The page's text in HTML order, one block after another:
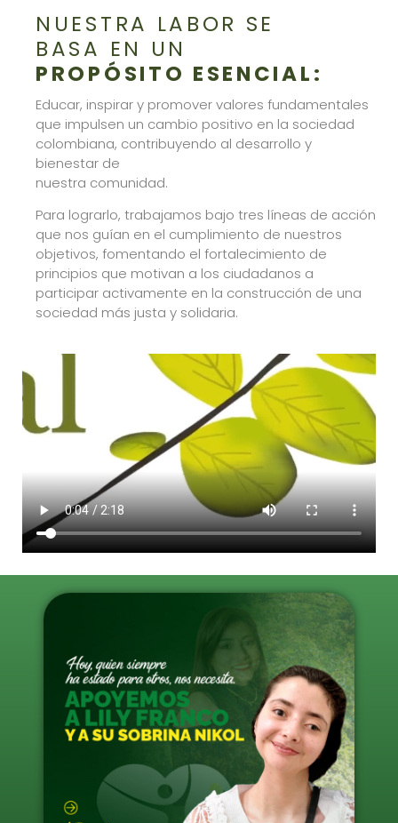
NUESTRA LABOR SE
BASA EN UN
PROPÓSITO ESENCIAL:
Educar, inspirar y promover valores fundamentales
que impulsen un cambio positivo en la sociedad
colombiana, contribuyendo al desarrollo y
bienestar de
nuestra comunidad.
Para lograrlo, trabajamos bajo tres líneas de acción
que nos guían en el cumplimiento de nuestros
objetivos, fomentando el fortalecimiento de
principios que motivan a los ciudadanos a
participar activamente en la construcción de una
sociedad más justa y solidaria.